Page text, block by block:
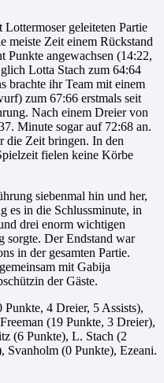
geleiteten Partie
meiste Zeit einem Rückstand
Punkte angewachsen (14:22,
Lotta Stach zum 64:64
brachte ihr Team mit einem
zum 67:66 erstmals seit
Nach einem Dreier von
Minute sogar auf 72:68 an.
die Zeit bringen. In den
fielen keine Körbe
siebenmal hin und her,
es in die Schlussminute, in
drei enorm wichtigen
sorgte. Der Endstand war
in der gesamten Partie.
mit Gabija
der Gäste.
Punkte, 4 Dreier, 5 Assists),
(19 Punkte, 3 Dreier),
(6 Punkte), L. Stach (2
Svanholm (0 Punkte), Ezeani.